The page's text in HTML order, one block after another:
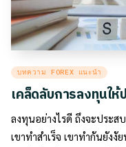
Posted
บทความ FOREX แนะนำ
เคล็ดลับการลงทุนใ
ลงทุนอย่างไรดี ถึงจะประส
เขาทำสำเร็จ เขาทำกันยัง